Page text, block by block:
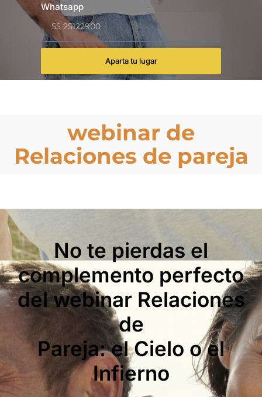
Whatsapp
Aparta tu lugar
webinar de
Relaciones de pareja
No te pierdas el
complemento perfecto
del webinar Relaciones
de
Pareja: el Cielo o el
Infierno